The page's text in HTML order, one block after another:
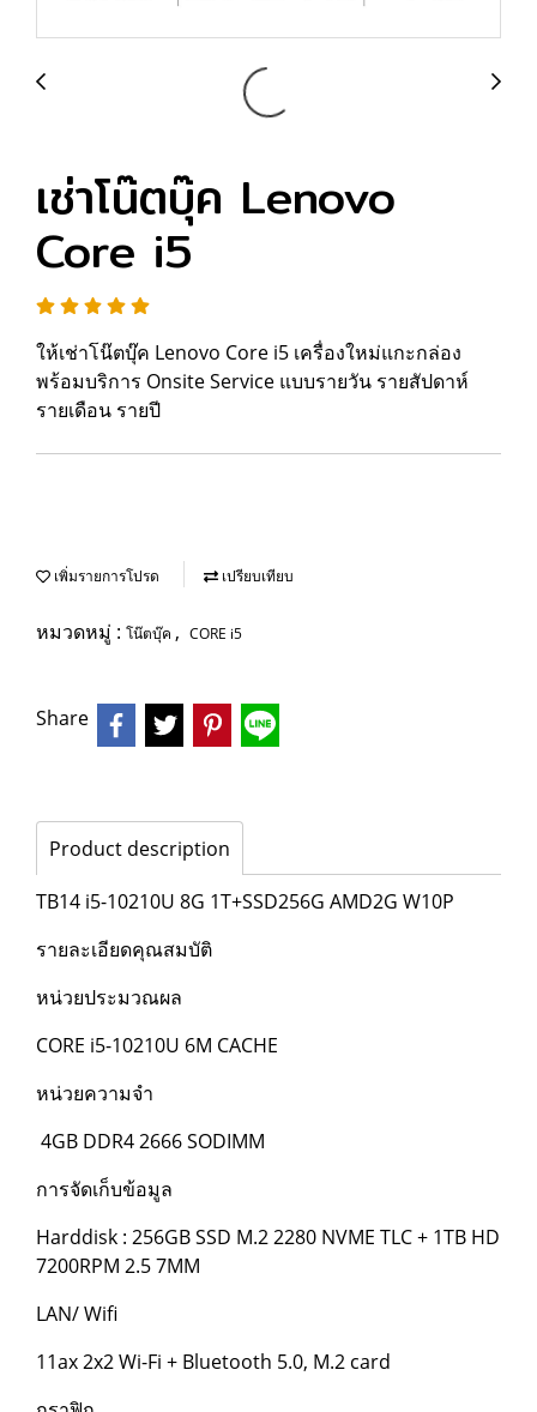
เช่าโน๊ตบุ๊ค Lenovo
Core i5
ให้เช่าโน๊ตบุ๊ค Lenovo Core i5 เครื่องใหม่แกะกล่อง
พร้อมบริการ Onsite Service แบบรายวัน รายสัปดาห์
รายเดือน รายปี
เพิ่มรายการโปรด เปรียบเทียบ
หมวดหมู่ : โน๊ตบุ๊ค , CORE i5
Share
Product description
TB14 i5-10210U 8G 1T+SSD256G AMD2G W10P
รายละเอียดคุณสมบัติ
หน่วยประมวณผล
CORE i5-10210U 6M CACHE
หน่วยความจำ
4GB DDR4 2666 SODIMM
การจัดเก็บข้อมูล
Harddisk : 256GB SSD M.2 2280 NVME TLC + 1TB HD
7200RPM 2.5 7MM
LAN/ Wifi
11ax 2x2 Wi-Fi + Bluetooth 5.0, M.2 card